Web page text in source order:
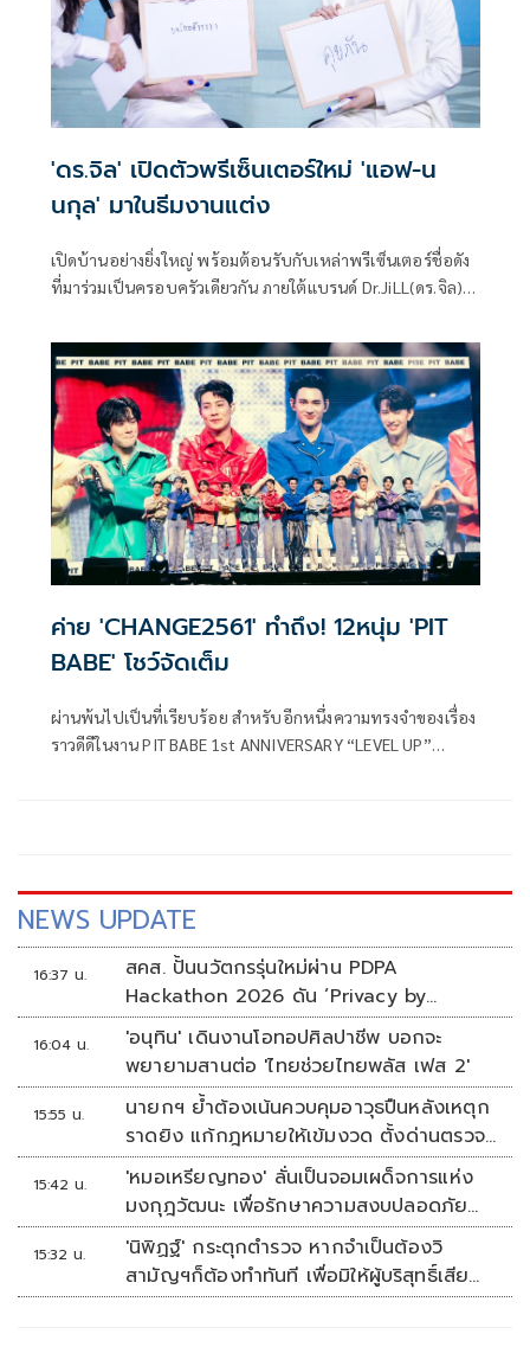
ล้นหลาม มาดัดแปลงเป็นซีรีส์ให้แฟนๆ ได้ชมกันเป็นครั้งแรก
'ดร.จิล' เปิดตัวพรีเซ็นเตอร์ใหม่ 'แอฟ-น
นกุล' มาในธีมงานแต่ง
เปิดบ้านอย่างยิ่งใหญ่ พร้อมต้อนรับกับเหล่าพรีเซ็นเตอร์ชื่อดัง
ที่มาร่วมเป็นครอบครัวเดียวกัน ภายใต้แบรนด์ Dr.JiLL(ดร.จิล)
ชั้น 19 Gayson Tower โดยมีดาราชื่อดัง ไม่ว่าจะเป็น แอฟ ทักษ
ร, นนกุล ชานน, บุ๋ม ปนัดดา, ชาย ชาตโยดม, วิกกี้ สุนิสา เจสท์,
แพนเค้ก เขมนิจ, บีม กวี, ออย อฎิพรณ์ ตบเท้าร่วมแชร์
ประสบการณ์ความสวยความงาม พร้อมแขกรับเชิญผู้ใช้จริง
อย่าง ไทด์ เอกพันธ์-ทับทิม อัญรินทร์ มาร่วมการันตีถึงคุณภาพ
ซึ่งได้ ดีเจ ดาด้า รับหน้าที่เป็นพิธีกรตลอดทั้งงาน
ค่าย 'CHANGE2561' ทำถึง! 12หนุ่ม 'PIT
BABE' โชว์จัดเต็ม
ผ่านพ้นไปเป็นที่เรียบร้อย สำหรับอีกหนึ่งความทรงจำของเรื่อง
ราวดีดีในงาน PIT BABE 1st ANNIVERSARY “LEVEL UP”
NEWS UPDATE
16:37 น.
สคส. ปั้นนวัตกรรุ่นใหม่ผ่าน PDPA
Hackathon 2026 ดัน ‘Privacy by
Design for all’ สู่โซลูชันคุ้มครองข้อมูลส่วน
บุคคลที่ใช้ได้จริง
16:04 น.
'อนุทิน' เดินงานโอทอปศิลปาชีพ บอกจะ
พยายามสานต่อ 'ไทยช่วยไทยพลัส เฟส 2'
15:55 น.
นายกฯ ย้ำต้องเน้นควบคุมอาวุธปืนหลังเหตุก
ราดยิง แก้กฎหมายให้เข้มงวด ตั้งด่านตรวจ
เพิ่ม
15:42 น.
'หมอเหรียญทอง' ลั่นเป็นจอมเผด็จการแห่ง
มงกุฎวัฒนะ เพื่อรักษาความสงบปลอดภัย
ภายในรพ.
15:32 น.
'นิพิฏฐ์' กระตุกตำรวจ หากจำเป็นต้องวิ
สามัญฯก็ต้องทำทันที เพื่อมิให้ผู้บริสุทธิ์เสีย
ชีวิตเพิ่ม